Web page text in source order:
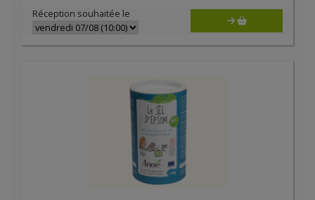
Réception souhaitée le